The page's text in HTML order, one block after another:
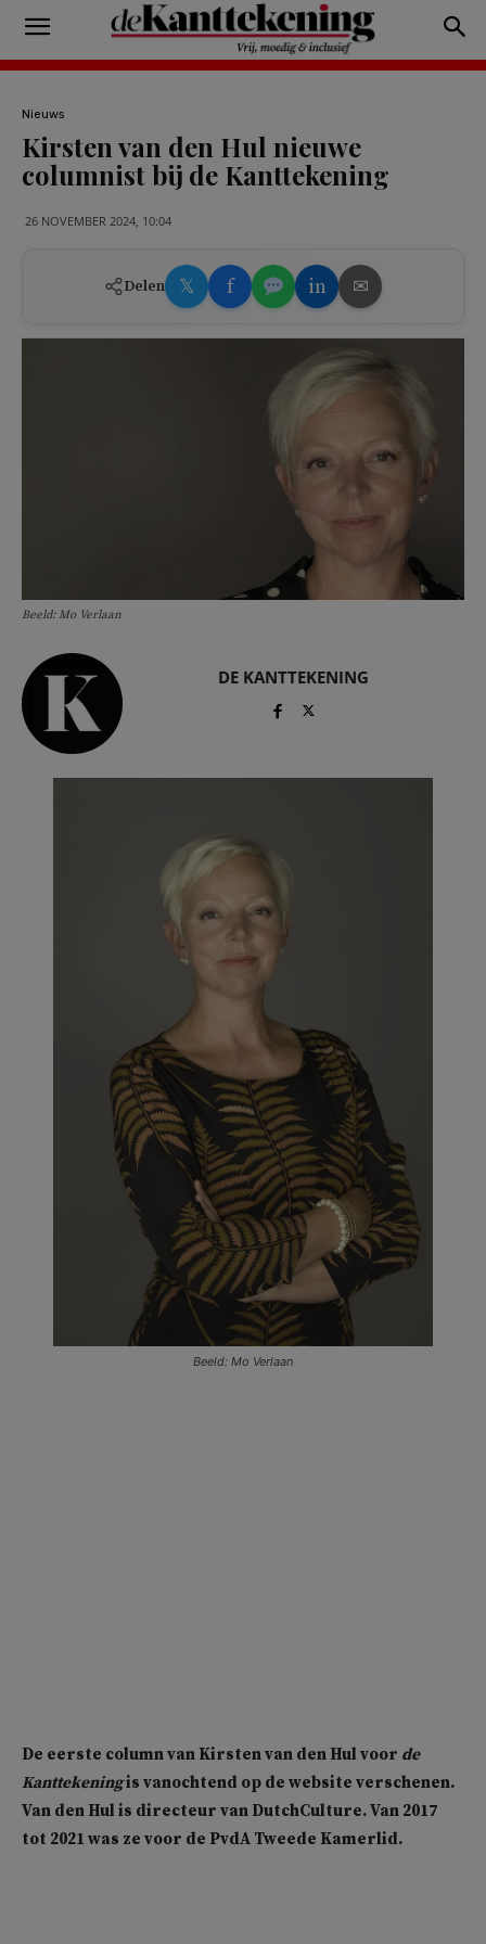
Nieuws
Kirsten van den Hul nieuwe
columnist bij de Kanttekening
26 NOVEMBER 2024, 10:04
Delen 𝕏 f in ✉
Beeld: Mo Verlaan
DE KANTTEKENING
Beeld: Mo Verlaan
De eerste column van Kirsten van den Hul voor de
Kanttekeningis vanochtend op de website verschenen.
Van den Hul is directeur van DutchCulture. Van 2017
tot 2021 was ze voor de PvdA Tweede Kamerlid.